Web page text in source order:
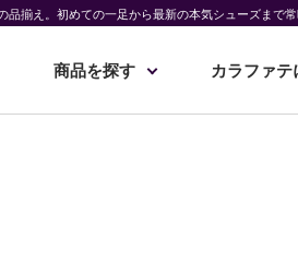
揃え。初めての一足から最新の本気シューズまで常
商品を探す カラファテ